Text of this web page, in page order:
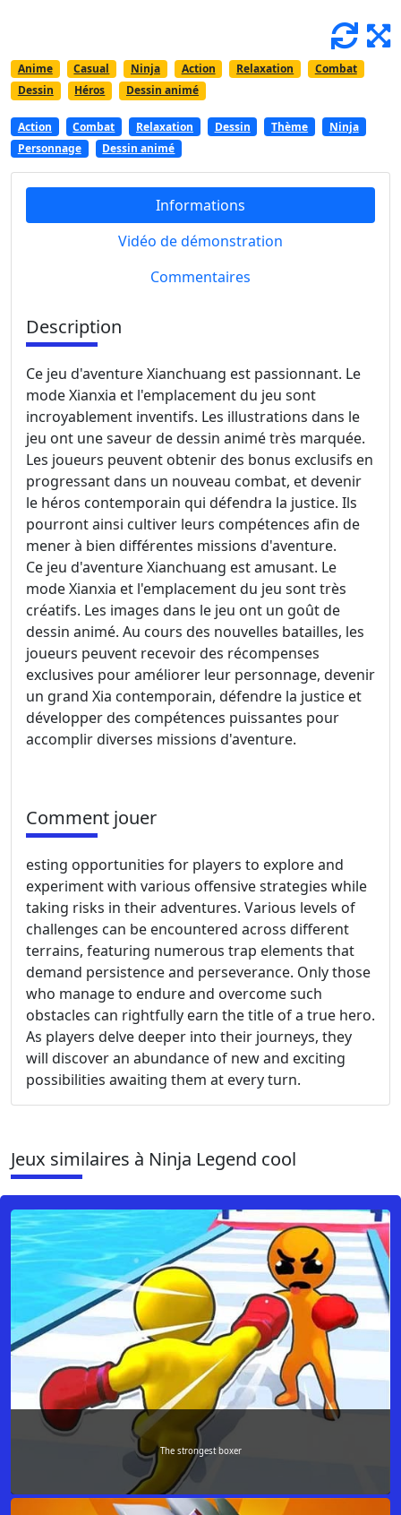
Anime Casual Ninja Action Relaxation
Combat
Dessin
Héros Dessin animé
Action Combat Relaxation Dessin Thème
Ninja
Personnage
Dessin animé
Informations
Vidéo de démonstration
Commentaires
Description
Ce jeu d'aventure Xianchuang est passionnant. Le
mode Xianxia et l'emplacement du jeu sont
incroyablement inventifs. Les illustrations dans le
jeu ont une saveur de dessin animé très marquée.
Les joueurs peuvent obtenir des bonus exclusifs en
progressant dans un nouveau combat, et devenir
le héros contemporain qui défendra la justice. Ils
pourront ainsi cultiver leurs compétences afin de
mener à bien différentes missions d'aventure.
Ce jeu d'aventure Xianchuang est amusant. Le
mode Xianxia et l'emplacement du jeu sont très
créatifs. Les images dans le jeu ont un goût de
dessin animé. Au cours des nouvelles batailles, les
joueurs peuvent recevoir des récompenses
exclusives pour améliorer leur personnage, devenir
un grand Xia contemporain, défendre la justice et
développer des compétences puissantes pour
accomplir diverses missions d'aventure.
Comment jouer
esting opportunities for players to explore and
experiment with various offensive strategies while
taking risks in their adventures. Various levels of
challenges can be encountered across different
terrains, featuring numerous trap elements that
demand persistence and perseverance. Only those
who manage to endure and overcome such
obstacles can rightfully earn the title of a true hero.
As players delve deeper into their journeys, they
will discover an abundance of new and exciting
possibilities awaiting them at every turn.
Jeux similaires à Ninja Legend cool
The strongest boxer